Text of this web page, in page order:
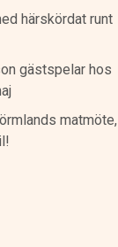
härskördat runt
gästspelar hos
matmöte,